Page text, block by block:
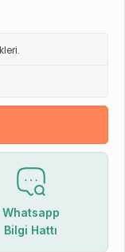
Whatsapp
Bilgi Hattı